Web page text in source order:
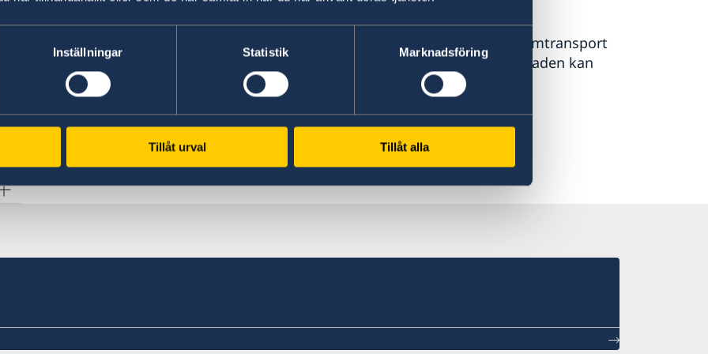
Inställningar Statistik Marknadsföring
Tillåt urval Tillåt alla
Saknas försäkring kan ambassaden hjälpa anhöriga med råd vad gäller hemtransport
alternativt lokal begravning på plats. Detta bekostas av anhöriga. Ambassaden kan
inte bevilja lån för sådana kostnader.